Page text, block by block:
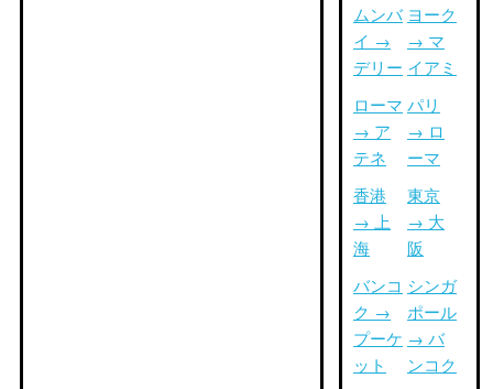
ムンバ
イ →
デリー
ローマ
→ ア
テネ
香港
→ 上
海
バンコ
ク →
プーケ
ット
ヨーク
→ マ
イアミ
パリ
→ ロ
ーマ
東京
→ 大
阪
シンガ
ポール
→ バ
ンコク